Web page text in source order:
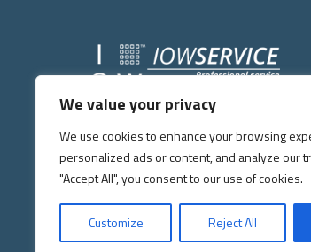
We value your privacy
We use cookies to enhance your browsing
personalized ads or content, and analyze our
"Accept All", you consent to our use of cookies.
Customize Reject All
Copyright © 2026 IOW SERVICE . All right's reserved.
Zgodnie z art. 156 ust. 1 pkt 3 ustawy prawo o
zarejestrowanego oznaczenia lub oznaczenia
posiada w swojej ofercie asortyment części